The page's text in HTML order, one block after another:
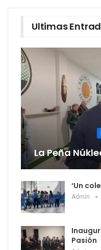
Ultimas
La Peña
‘Un
Admin
Pasión